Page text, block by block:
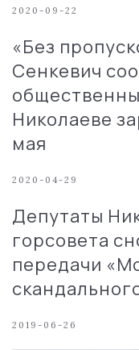
2020-09-22
«Без
Сенкевич
Николаеве
мая
2020-04-29
Депутаты
горсовета
передачи
2019-06-26